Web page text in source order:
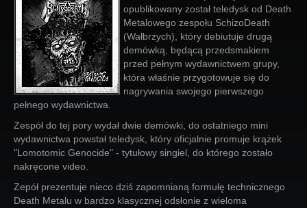
Galeria
Forum
Więcej
Login
opublikowany został teledysk od Death
Metalowego zespołu SchizoDeath
(Wałbrzych), który debiutuje drugą
demówką, będącą przedsmakiem
przed pełnym wydawnictwem grupy,
która właśnie przygotowuje się do
nagrywania swojego pierwszego
pełnego wydawnictwa.
Zespół do tej pory wydał dwie demówki, do ostatniego mini
wydawnictwa powstał teledysk, który oficjalnie promuje krążek
"Lomotomic Genocide" - tytułowy singiel, do którego zostało
nakręcone video.
Zepół prezentuje nieco dziś zapomnianą formułę technicznego
Death Metalu w bardzo klasycznej odsłonie z wieloma